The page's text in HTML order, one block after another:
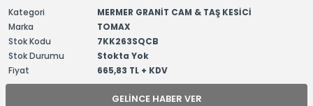
Kategori
MERMER GRANİT CAM & TAŞ KESİCİ
Marka
TOMAX
Stok Kodu
7KK263SQCB
Stok Durumu
Stokta Yok
Fiyat
665,83 TL + KDV
GELINCE HABER VER